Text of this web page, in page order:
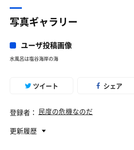
写真ギャラリー
ユーザ投稿画像
水風呂は塩谷海岸の海
ツイート シェア
登録者： 民度の危機なのだ
更新履歴